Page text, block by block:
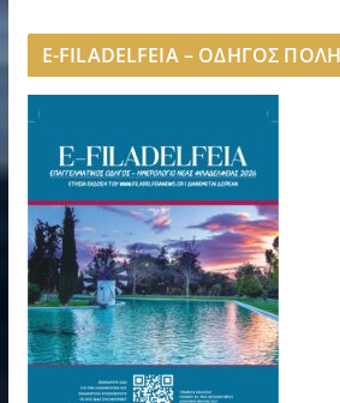
E-FILADELFEIA – ΟΔΗΓΟΣ